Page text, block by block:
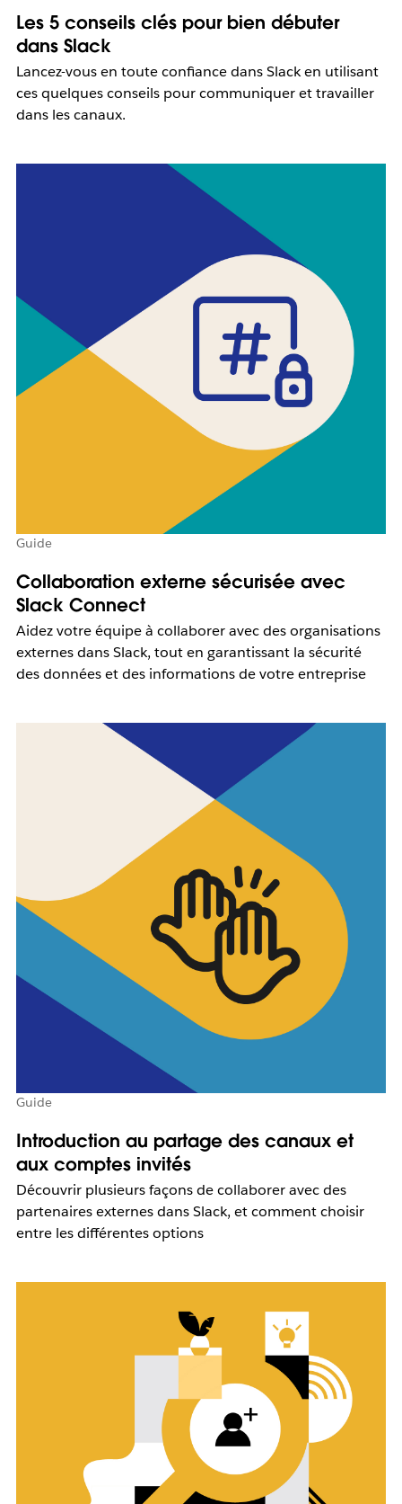
Les 5 conseils clés pour bien débuter
dans Slack
Lancez-vous en toute confiance dans Slack en utilisant
ces quelques conseils pour communiquer et travailler
dans les canaux.
Guide
Collaboration externe sécurisée avec
Slack Connect
Aidez votre équipe à collaborer avec des organisations
externes dans Slack, tout en garantissant la sécurité
des données et des informations de votre entreprise
Guide
Introduction au partage des canaux et
aux comptes invités
Découvrir plusieurs façons de collaborer avec des
partenaires externes dans Slack, et comment choisir
entre les différentes options